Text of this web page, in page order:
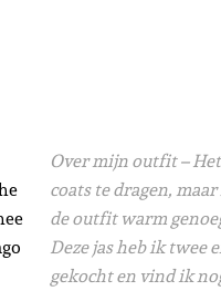
Over mijn outfit –
coats te dragen,
de outfit warm
Deze jas heb ik twee
gekocht en vind ik